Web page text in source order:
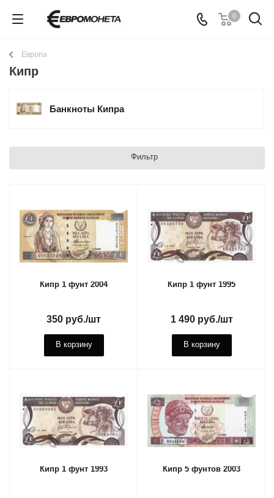
0
Европа
Кипр
Банкноты Кипра
Фильтр
Кипр 1 фунт 2004
350 руб./шт
В корзину
Кипр 1 фунт 1995
1 490руб./шт
В корзину
Кипр 1 фунт 1993 Кипр 5 фунтов 2003